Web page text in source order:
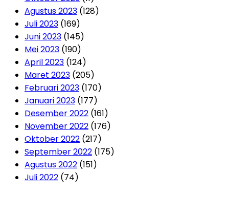
Agustus 2023 (128)
Juli 2023 (169)
Juni 2023 (145)
Mei 2023 (190)
April 2023 (124)
Maret 2023 (205)
Februari 2023 (170)
Januari 2023 (177)
Desember 2022 (161)
November 2022 (176)
Oktober 2022 (217)
September 2022 (175)
Agustus 2022 (151)
Juli 2022 (74)